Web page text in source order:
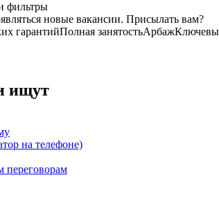
фильтры
новые вакансии. Присылать вам?
гарантийПолная занятостьАрбаж
ищут
на телефоне)
переговорам